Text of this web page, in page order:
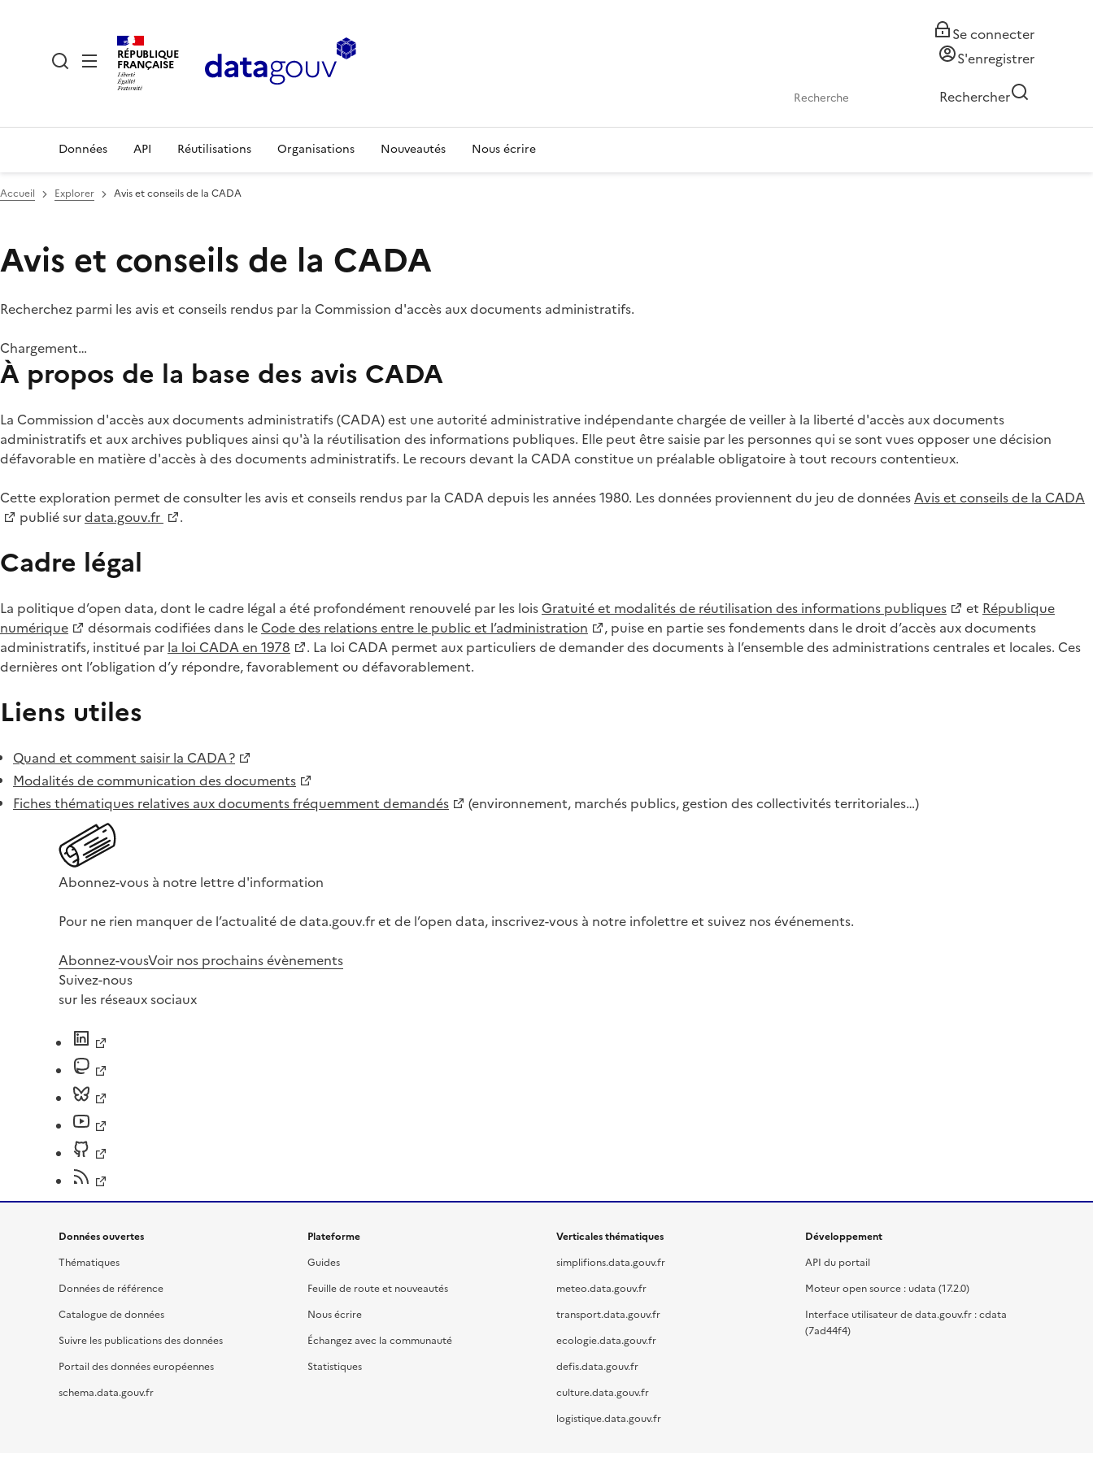
RÉPUBLIQUE
FRANÇAISE
Se connecter
S'enregistrer
Rechercher
Données API Réutilisations Organisations Nouveautés Nous écrire
Accueil Explorer Avis et conseils de la CADA
Avis et conseils de la CADA
Recherchez parmi les avis et conseils rendus par la Commission d'accès aux documents administratifs.
Chargement…
À propos de la base des avis CADA
La Commission d'accès aux documents administratifs (CADA) est une autorité administrative indépendante chargée de veiller à la liberté d'accès aux documents
administratifs et aux archives publiques ainsi qu'à la réutilisation des informations publiques. Elle peut être saisie par les personnes qui se sont vues opposer une décision
défavorable en matière d'accès à des documents administratifs. Le recours devant la CADA constitue un préalable obligatoire à tout recours contentieux.
Cette exploration permet de consulter les avis et conseils rendus par la CADA depuis les années 1980. Les données proviennent du jeu de donnéesAvis et conseils de la CADA
publié surdata.gouv.fr .
Cadre légal
La politique d’open data, dont le cadre légal a été profondément renouvelé par les loisGratuité et modalités de réutilisation des informations publiques et République
numérique
désormais codifiées dans le Code des relations entre le public et l’administration
, puise en partie ses fondements dans le droit d’accès aux documents
administratifs, institué par la loi CADA en 1978
. La loi CADA permet aux particuliers de demander des documents à l’ensemble des administrations centrales et locales. Ces
dernières ont l’obligation d’y répondre, favorablement ou défavorablement.
Liens utiles
Quand et comment saisir la CADA ?
Modalités de communication des documents
Fiches thématiques relatives aux documents fréquemment demandés
(environnement, marchés publics, gestion des collectivités territoriales…)
Abonnez-vous à notre lettre d'information
Pour ne rien manquer de l’actualité de data.gouv.fr et de l’open data, inscrivez-vous à notre infolettre et suivez nos événements.
Abonnez-vousVoir nos prochains évènements
Suivez-nous
sur les réseaux sociaux
Données ouvertes
Thématiques
Données de référence
Catalogue de données
Suivre les publications des données
Portail des données européennes
schema.data.gouv.fr
Plateforme
Guides
Feuille de route et nouveautés
Nous écrire
Échangez avec la communauté
Statistiques
Verticales thématiques
simplifions.data.gouv.fr
meteo.data.gouv.fr
transport.data.gouv.fr
ecologie.data.gouv.fr
defis.data.gouv.fr
culture.data.gouv.fr
logistique.data.gouv.fr
Développement
API du portail
Moteur open source : udata (17.2.0)
Interface utilisateur de data.gouv.fr : cdata
(7ad44f4)